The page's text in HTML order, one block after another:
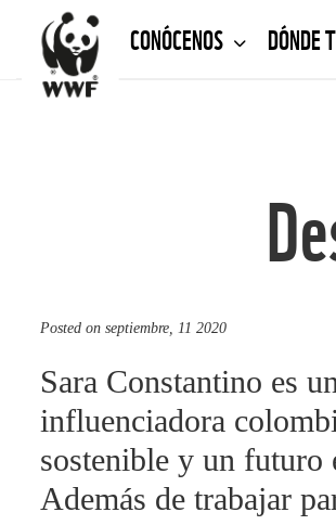
CONÓCENOS DÓNDE
Posted on septiembre, 11 2020
Sara Constantino es
influenciadora
sostenible y un futuro
Además de trabajar